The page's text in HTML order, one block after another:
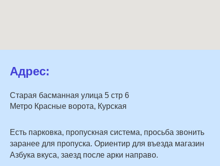
Адрес:
Старая басманная улица 5 стр 6
Метро Красные ворота, Курская
Есть парковка, пропускная система, просьба звонить
заранее для пропуска. Ориентир для въезда магазин
Азбука вкуса, заезд после арки направо.